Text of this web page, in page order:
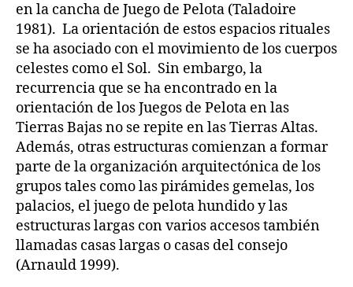
en la cancha de Juego de Pelota (Taladoire
1981). La orientación de estos espacios rituales
se ha asociado con el movimiento de los cuerpos
celestes como el Sol. Sin embargo, la
recurrencia que se ha encontrado en la
orientación de los Juegos de Pelota en las
Tierras Bajas no se repite en las Tierras Altas.
Además, otras estructuras comienzan a formar
parte de la organización arquitectónica de los
grupos tales como las pirámides gemelas, los
palacios, el juego de pelota hundido y las
estructuras largas con varios accesos también
llamadas casas largas o casas del consejo
(Arnauld 1999).